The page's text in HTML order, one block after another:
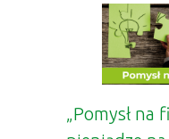
„Pomysł na